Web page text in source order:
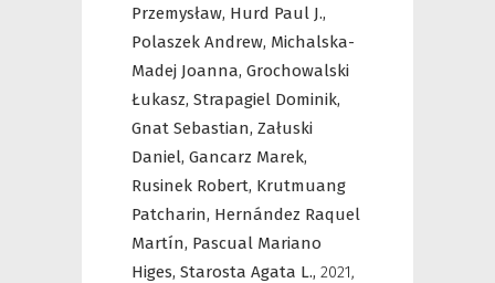
Przemysław, Hurd Paul J.,
Polaszek Andrew, Michalska-
Madej Joanna, Grochowalski
Łukasz, Strapagiel Dominik,
Gnat Sebastian, Załuski
Daniel, Gancarz Marek,
Rusinek Robert, Krutmuang
Patcharin, Hernández Raquel
Martín, Pascual Mariano
Higes, Starosta Agata L., 2021,